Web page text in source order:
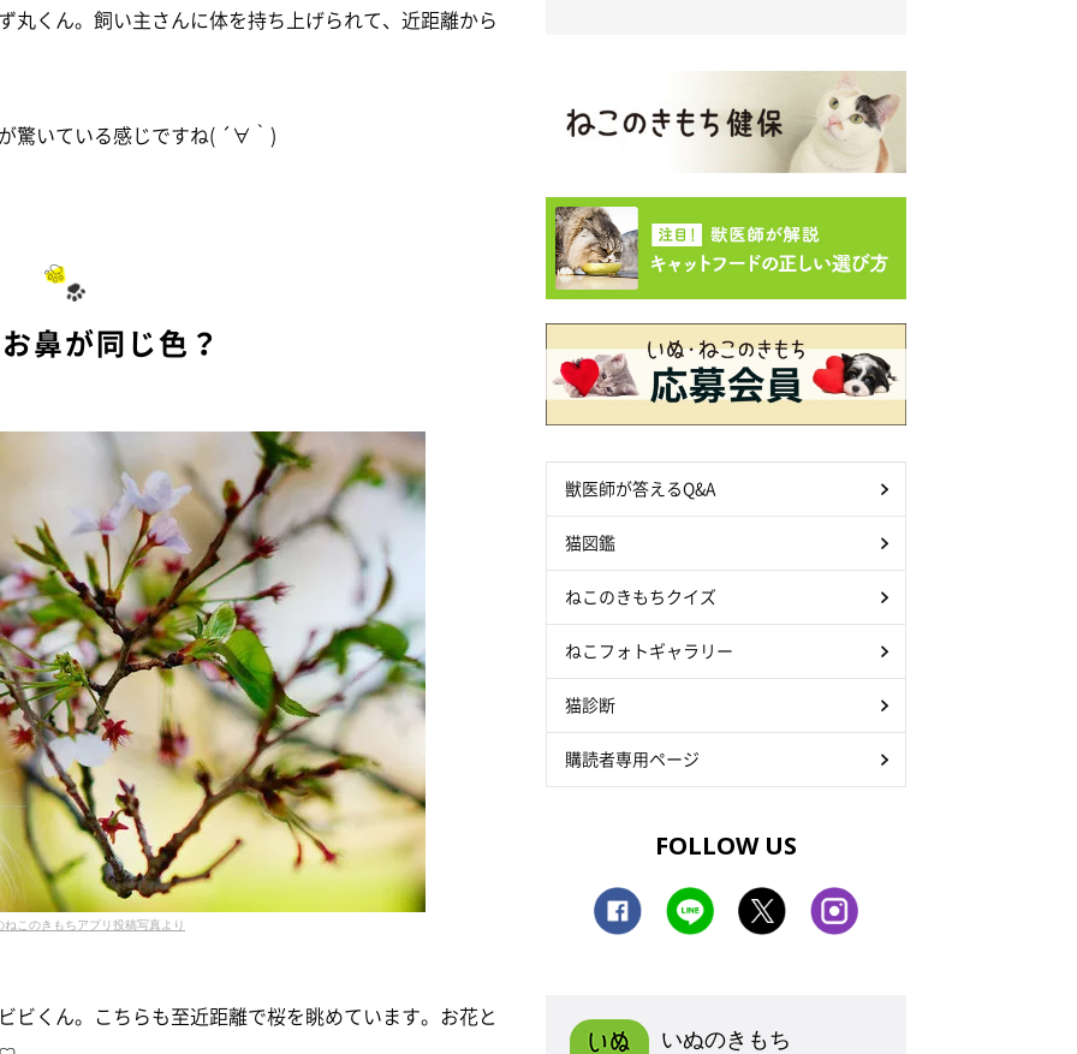
丸くん。飼い主さんに体を持ち上げられて、近距離から
驚いている感じですね( ´∀｀)
鼻が同じ色？
ねこのきもちアプリ投稿写真より
ビくん。こちらも至近距離で桜を眺めています。お花と
獣医師が答えるQ&A
猫図鑑
ねこのきもちクイズ
ねこフォトギャラリー
猫診断
購読者専用ページ
FOLLOW US
いぬのきもち